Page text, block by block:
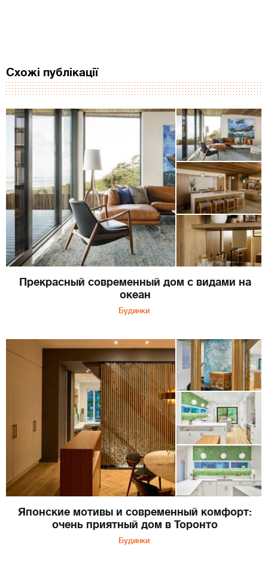
Схожі публікації
Прекрасный современный дом с видами на
океан
Будинки
Японские мотивы и современный комфорт:
очень приятный дом в Торонто
Будинки